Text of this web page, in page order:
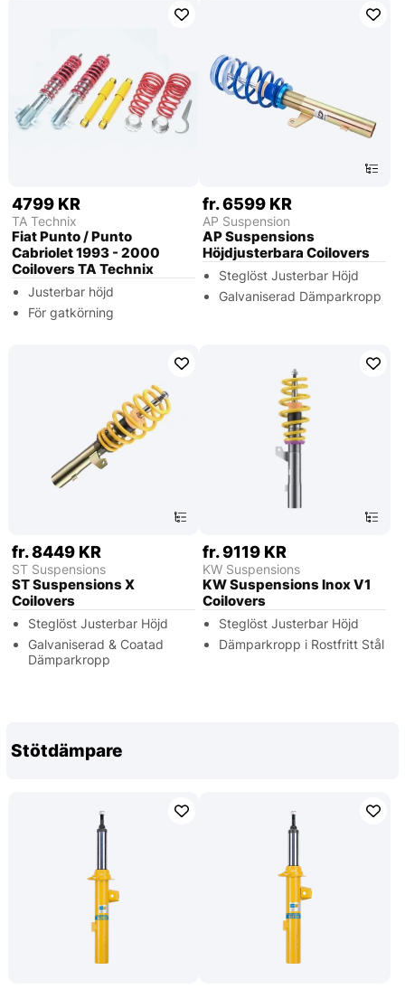
4799 KR
TA Technix
Fiat Punto / Punto
Cabriolet 1993 - 2000
Coilovers TA Technix
Justerbar höjd
För gatkörning
fr. 6599 KR
AP Suspension
AP Suspensions
Höjdjusterbara Coilovers
Steglöst Justerbar Höjd
Galvaniserad Dämparkropp
fr. 8449 KR
ST Suspensions
ST Suspensions X
Coilovers
Steglöst Justerbar Höjd
Galvaniserad & Coatad
Dämparkropp
fr. 9119 KR
KW Suspensions
KW Suspensions Inox V1
Coilovers
Steglöst Justerbar Höjd
Dämparkropp i Rostfritt Stål
Stötdämpare